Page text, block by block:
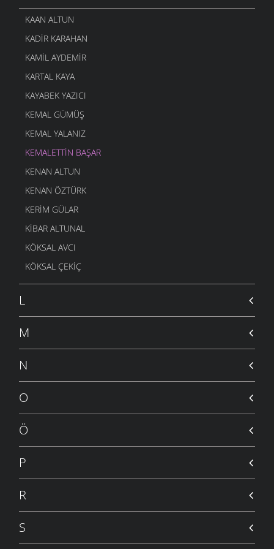
KAAN ALTUN
KADIR KARAHAN
KAMIL AYDEMIR
KARTAL KAYA
KAYABEK YAZICI
KEMAL GÜMÜŞ
KEMAL YALANIZ
KEMALETTIN BAŞAR
KENAN ALTUN
KENAN ÖZTÜRK
KERIM GÜLAR
KIBAR ALTUNAL
KÖKSAL AVCI
KÖKSAL ÇEKIÇ
L
M
N
O
Ö
P
R
S